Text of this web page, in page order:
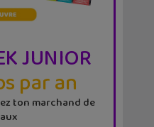
JUNIOR
par an
ton marchand de